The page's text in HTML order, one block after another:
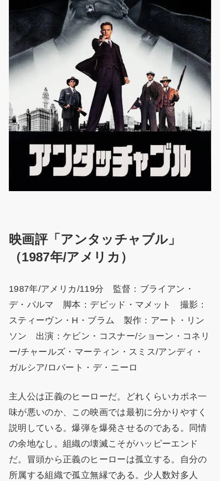
映画評「アンタッチャブル」
（1987年/アメリカ）
1987年/アメリカ/119分 監督：ブライアン・
デ・パルマ 脚本：デビッド・マメット 撮影：
スティーヴン・H・ブラム 製作：アート・リン
ソン 出演：ケビン・コスナー/ショーン・コネリ
ー/チャールズ・マーティン・スミス/アンディ・
ガルシア/ロバート・デ・ニーロ
主人公は正義のヒーローだ。どれくらいカポネ一
味が悪いのか、この映画では最初に分かりやすく
説明している。爆弾を爆発させるのである。同情
の余地なし。組織の壊滅こそがハッピーエンド
だ。冒頭から正義のヒーローは孤立する。自分の
所属する組織で孤立無縁である。少人数対多人